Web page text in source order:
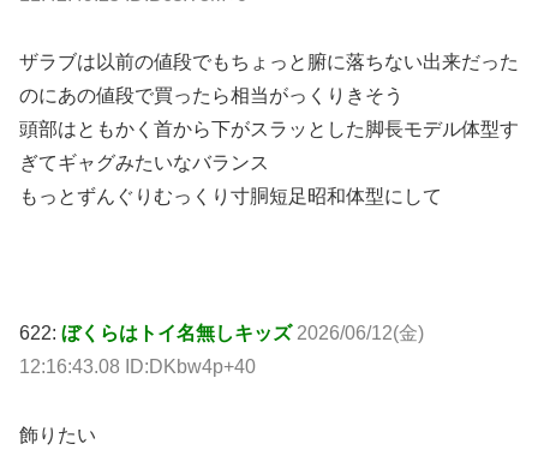
ザラブは以前の値段でもちょっと腑に落ちない出来だった
のにあの値段で買ったら相当がっくりきそう
頭部はともかく首から下がスラッとした脚長モデル体型す
ぎてギャグみたいなバランス
もっとずんぐりむっくり寸胴短足昭和体型にして
622: ぼくらはトイ名無しキッズ 2026/06/12(金)
12:16:43.08 ID:DKbw4p+40
飾りたい